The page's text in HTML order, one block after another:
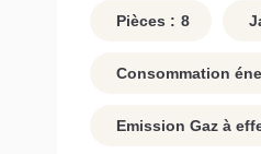
Pièces : 8
Consommation
Emission Gaz à